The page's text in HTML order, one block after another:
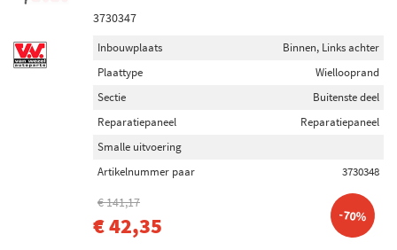
3730347
Inbouwplaats
Binnen, Links achter
Plaattype
Wiellooprand
Sectie
Buitenste deel
Reparatiepaneel
Reparatiepaneel
Smalle uitvoering
Artikelnummer paar
3730348
€ 141,17
€ 42,35 -70%